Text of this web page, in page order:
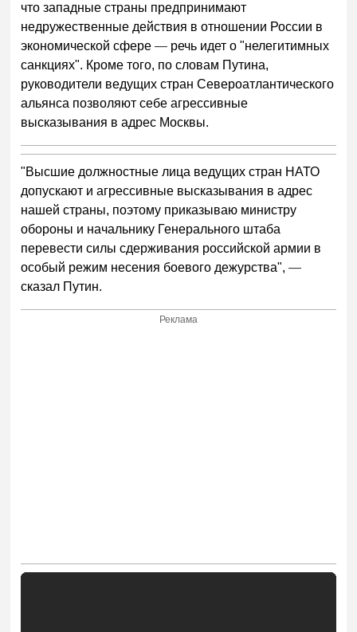
что западные страны предпринимают
недружественные действия в отношении России в
экономической сфере— речь идет о "нелегитимных
санкциях". Кроме того, по словам Путина,
руководители ведущих стран Североатлантического
альянса позволяют себе агрессивные
высказывания в адрес Москвы.
"Высшие должностные лица ведущих стран НАТО
допускают и агрессивные высказывания в адрес
нашей страны, поэтому приказываю министру
обороны и начальнику Генерального штаба
перевести силы сдерживания российской армии в
особый режим несения боевого дежурства",—
сказал Путин.
Реклама